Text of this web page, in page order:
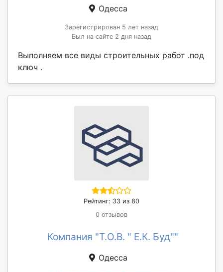
Одесса
Зарегистрирован 5 лет назад
Был на сайте 2 дня назад
Выполняем все виды строительных работ .под
ключ .
Рейтинг: 33 из 80
0 отзывов
Компания "Т.О.В. " Е.К. Буд""
Одесса